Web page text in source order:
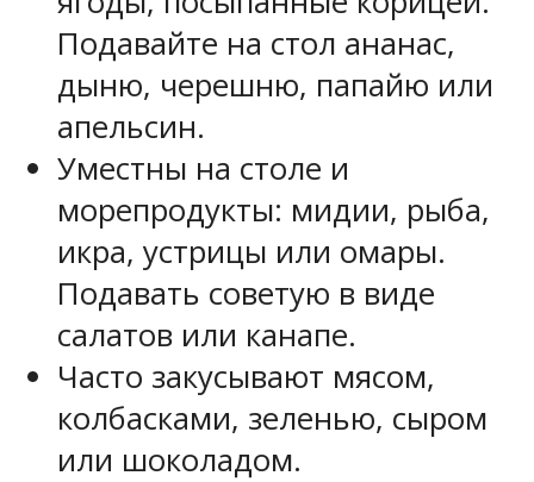
Подавайте на стол ананас,
дыню, черешню, папайю или
апельсин.
Уместны на столе и
морепродукты: мидии, рыба,
икра, устрицы или омары.
Подавать советую в виде
салатов или канапе.
Часто закусывают мясом,
колбасками, зеленью, сыром
или шоколадом.